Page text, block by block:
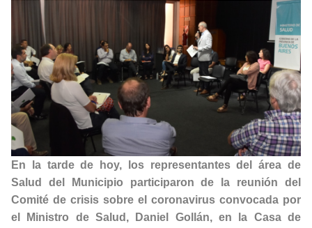
En la tarde de hoy, los representantes del área de
Salud del Municipio participaron de la reunión del
Comité de crisis sobre el coronavirus convocada por
el Ministro de Salud, Daniel Gollán, en la Casa de